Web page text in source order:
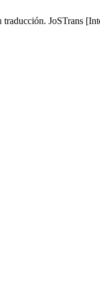
traducción. JoSTrans